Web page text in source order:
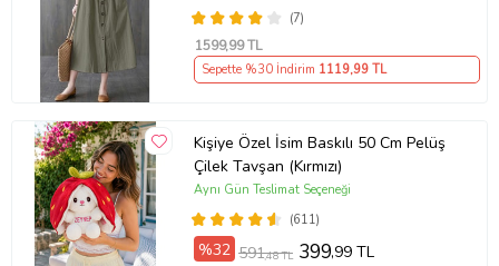
(7)
1599,99 TL
Sepette %30 İndirim 1119,99 TL
Kişiye Özel İsim Baskılı 50 Cm Pelüş
Çilek Tavşan (Kırmızı)
(611)
Aynı Gün Teslimat Seçeneği
%32 591,48 TL 399,99 TL